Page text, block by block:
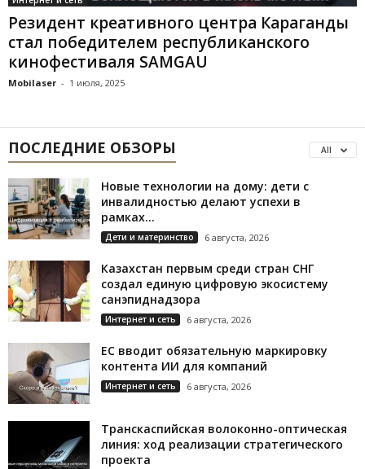
Резидент креативного центра Караганды
стал победителем республиканского
кинофестиваля SAMGAU
Mobilaser - 1 июля, 2025
ПОСЛЕДНИЕ ОБЗОРЫ All
Новые технологии на дому: дети с
инвалидностью делают успехи в
рамках...
Дети и материнство 6 августа, 2026
Казахстан первым среди стран СНГ
создал единую цифровую экосистему
санэпиднадзора
Интернет и сеть 6 августа, 2026
ЕС вводит обязательную маркировку
контента ИИ для компаний
Интернет и сеть 6 августа, 2026
Транскаспийская волоконно-оптическая
линия: ход реализации стратегического
проекта